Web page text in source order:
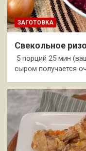
ЗАГОТОВКА
Свекольное
5 порций 25 мин
сыром получается